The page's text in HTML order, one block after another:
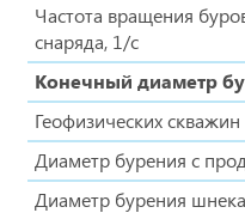
Частота вращения
снаряда, 1/с
Конечный диаметр
Геофизических скважин
Диаметр бурения с
Диаметр бурения